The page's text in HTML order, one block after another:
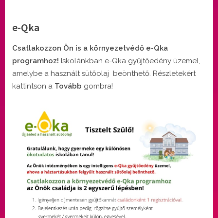
e-Qka
Posted
október 5, 2024
By
Sebestyén Mónika
Csatlakozzon Ön is a környezetvédő e-Qka
programhoz! Iskolánkban e-Qka gyűjtőedény üzemel,
amelybe a használt sütőolaj beönthető. Részletekért
kattintson a Tovább gombra!